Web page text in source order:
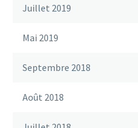
Juillet 2019
Mai 2019
Septembre 2018
Août 2018